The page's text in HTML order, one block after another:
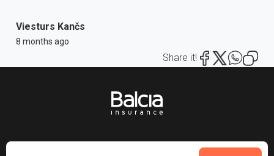
Viesturs Kančs
8 months ago
Share it!